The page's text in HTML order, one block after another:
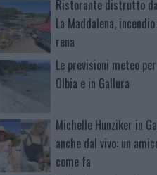
Ristorante distrutto
La Maddalena,
rena
Le previsioni meteo
Olbia e in Gallura
Michelle Hunziker in
anche dal vivo: un
come fa